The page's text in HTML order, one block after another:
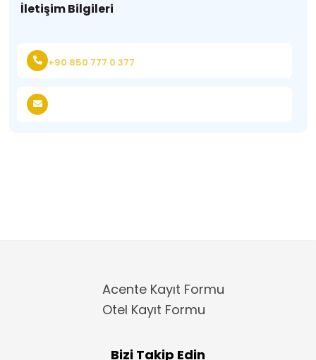
İletişim Bilgileri
+90 850 777 0 377
Acente Kayıt Formu
Otel Kayıt Formu
Bizi Takip Edin